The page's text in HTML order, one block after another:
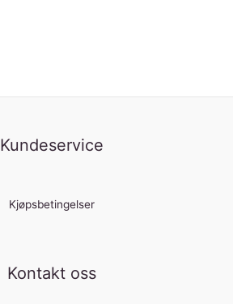
Kundeservice
Kjøpsbetingelser
Kontakt oss